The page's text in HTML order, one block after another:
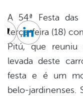
A 54ª Festa
terça-feira (18)
Pitú, que reuniu
levada deste
festa e é um
belo-jardinenses.
Twitter